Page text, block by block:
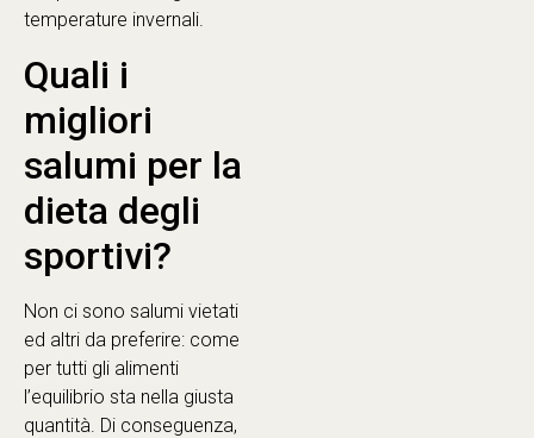
temperature invernali.
Quali i
migliori
salumi per la
dieta degli
sportivi?
Non ci sono salumi vietati
ed altri da preferire: come
per tutti gli alimenti
l’equilibrio sta nella giusta
quantità. Di conseguenza,